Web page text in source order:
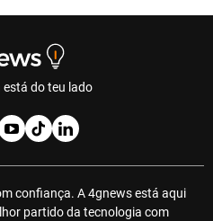
do teu lado
confiança. A 4gnews está aqui
partido da tecnologia com